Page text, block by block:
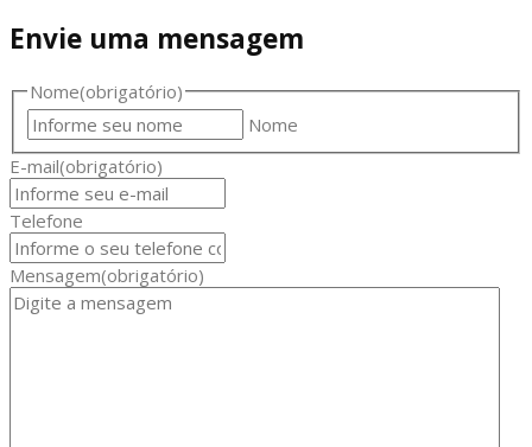
Envie uma mensagem
Nome(obrigatório)
Nome
E-mail(obrigatório)
Telefone
Mensagem(obrigatório)